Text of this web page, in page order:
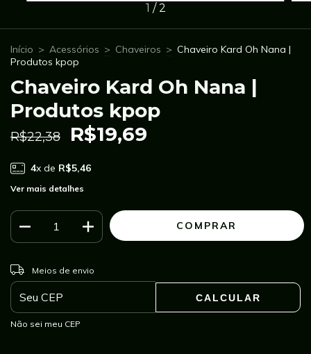
1 /2
Início > Acessórios > Chaveiros > Chaveiro Kard Oh Nana |
Produtos kpop
Chaveiro Kard Oh Nana |
Produtos kpop
R$22,38 R$19,69
4x de R$5,46
Ver mais detalhes
Entregas para o CEP:
Meios de envio
CALCULAR
Não sei meu CEP